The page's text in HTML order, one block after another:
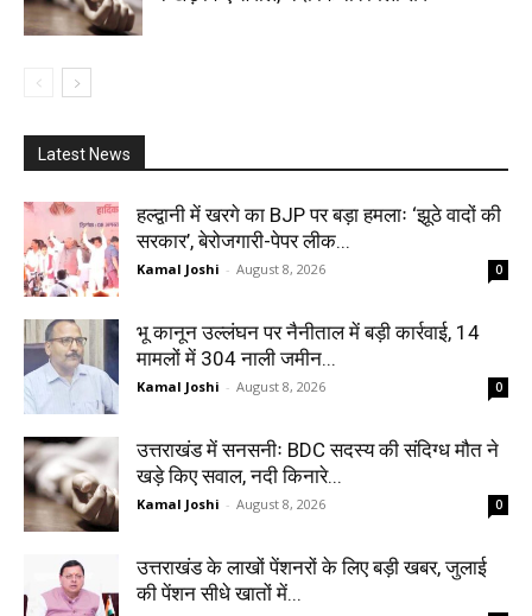
Latest News
हल्द्वानी में खरगे का BJP पर बड़ा हमलाः ‘झूठे वादों की
सरकार’, बेरोजगारी-पेपर लीक...
Kamal Joshi - August 8, 2026 0
भू कानून उल्लंघन पर नैनीताल में बड़ी कार्रवाई, 14
मामलों में 304 नाली जमीन...
Kamal Joshi - August 8, 2026 0
उत्तराखंड में सनसनीः BDC सदस्य की संदिग्ध मौत ने
खड़े किए सवाल, नदी किनारे...
Kamal Joshi - August 8, 2026 0
उत्तराखंड के लाखों पेंशनरों के लिए बड़ी खबर, जुलाई
की पेंशन सीधे खातों में...